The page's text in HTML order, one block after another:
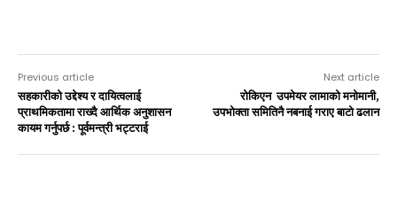
Previous article
सहकारीको उद्देश्य र दायित्वलाई
प्राथमिकतामा राख्दै आर्थिक अनुशासन
कायम गर्नुपर्छ : पूर्वमन्त्री भट्टराई
Next article
रोकिएन उपमेयर लामाको मनोमानी,
उपभोक्ता समितिनै नबनाई गराए बाटो ढलान